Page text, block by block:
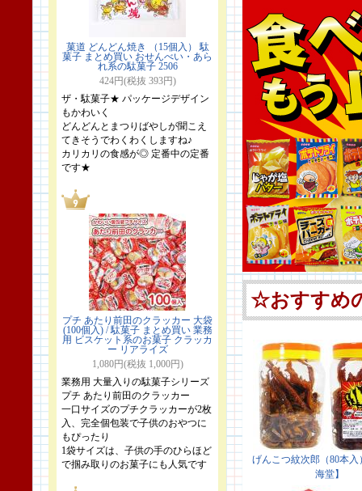
菓道 どんどん焼き （15個入） 駄
菓子 まとめ買い おせんべい・あら
れ系の駄菓子 2506
424円(税抜 393円)
ザ・駄菓子★ パッケージデザイン
もかわいく
どんどんとまつりばやしが聞こえ
てきそうでわくわくしますね♪
カリカリの食感が◎ 定番中の定番
です★
プチ あたり前田のクラッカー 大袋
(100個入) / 駄菓子 まとめ買い 業務
用 ビスケット系のお菓子 クラッカ
ー リアライズ
1,080円(税抜 1,000円)
業務用 大量入りの駄菓子シリーズ
プチ あたり前田のクラッカー
一口サイズのプチクラッカーが2枚
入、完全個包装で子供のおやつに
もぴったり
1袋サイズは、子供の手のひらほど
で掴み取りのお菓子にも人気です